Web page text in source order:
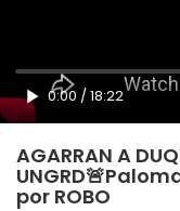
0:00 /18:22
AGARRAN A
por ROBO